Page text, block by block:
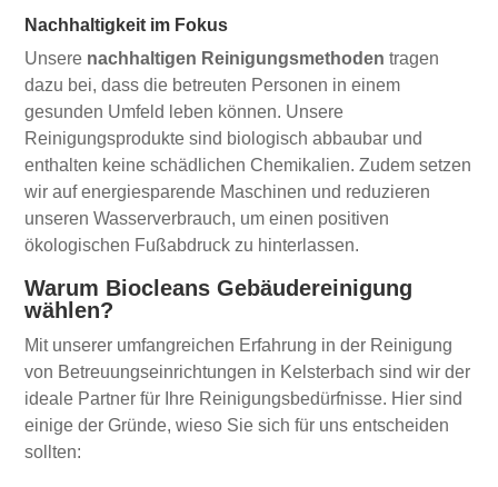
Nachhaltigkeit im Fokus
Unsere nachhaltigen Reinigungsmethoden tragen
dazu bei, dass die betreuten Personen in einem
gesunden Umfeld leben können. Unsere
Reinigungsprodukte sind biologisch abbaubar und
enthalten keine schädlichen Chemikalien. Zudem setzen
wir auf energiesparende Maschinen und reduzieren
unseren Wasserverbrauch, um einen positiven
ökologischen Fußabdruck zu hinterlassen.
Warum Biocleans Gebäudereinigung
wählen?
Mit unserer umfangreichen Erfahrung in der Reinigung
von Betreuungseinrichtungen in Kelsterbach sind wir der
ideale Partner für Ihre Reinigungsbedürfnisse. Hier sind
einige der Gründe, wieso Sie sich für uns entscheiden
sollten: